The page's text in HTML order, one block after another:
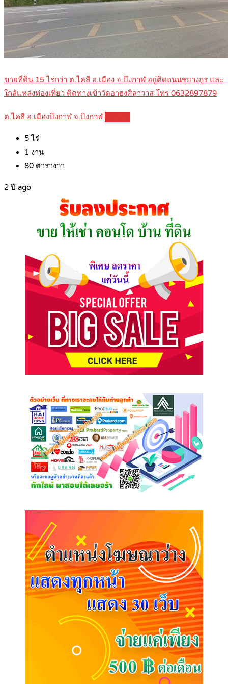
ขายที่ดิน 15 ไร่กว่า ต.ไคสี อ.เมือง จ.บึงกาฬ อยู่ติดถนนชยางกูร และ
ใกล้แหล่งท่องเที่ยว ติดทางเข้าวัดอาฮงศิลาวาส โทร 0632897879
ต.ไคสี อ.เมืองบึงกาฬ จ.บึงกาฬ
5 ไร่
1 งาน
80 ตารางวา
2 ปี ago